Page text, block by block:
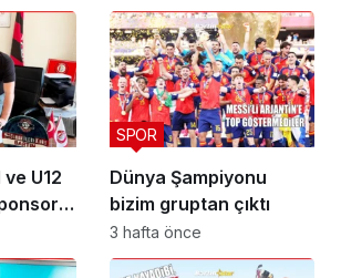
ve U12
Dünya Şampiyonu
bizim gruptan çıktı
SPOR
3 hafta önce